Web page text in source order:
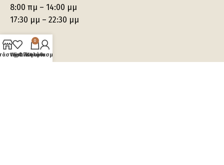
8:00 πμ – 14:00 μμ
17:30 μμ – 22:30 μμ
Wishlist
0
Καλάθι
Ο λογαριασμός μου